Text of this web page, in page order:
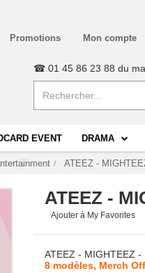
Promotions Mon compte
☎ 01 45 86 23 88 du
EVENT DRAMA
ATEEZ -
ATEEZ -
Ajouter à My Favorites
ATEEZ - MIGHTEEZ
8 modèles, Merch